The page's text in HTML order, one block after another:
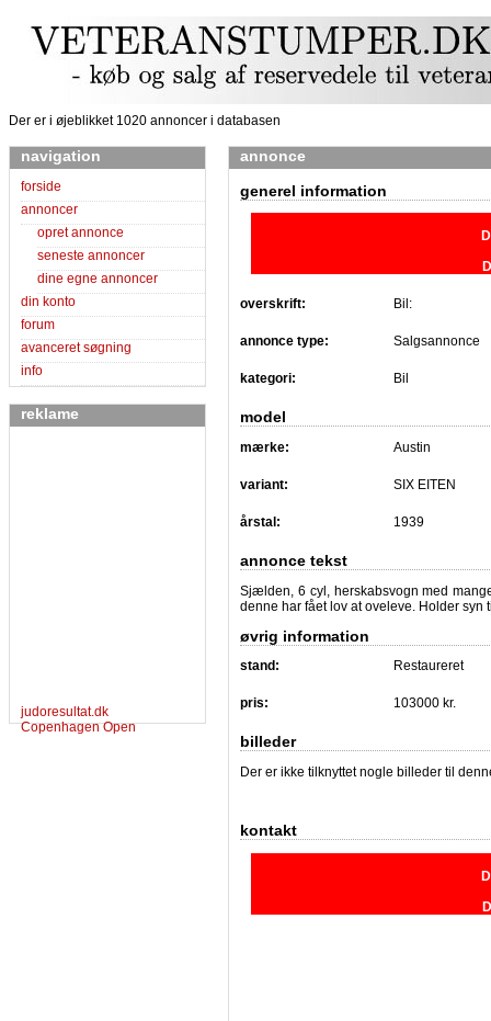
Der er i øjeblikket 1020 annoncer i databasen
navigation
forside
annoncer
opret annonce
seneste annoncer
dine egne annoncer
din konto
forum
avanceret søgning
info
reklame
judoresultat.dk
Copenhagen Open
annonce
generel information
overskrift: Bil:
annonce type: Salgsannonce
kategori: Bil
model
mærke: Austin
variant: SIX EITEN
årstal: 1939
annonce tekst
Sjælden, 6 cyl, herskabsvogn med
denne har fået lov at oveleve. Holder syn
øvrig information
stand: Restaureret
pris: 103000 kr.
billeder
Der er ikke tilknyttet nogle billeder til
kontakt